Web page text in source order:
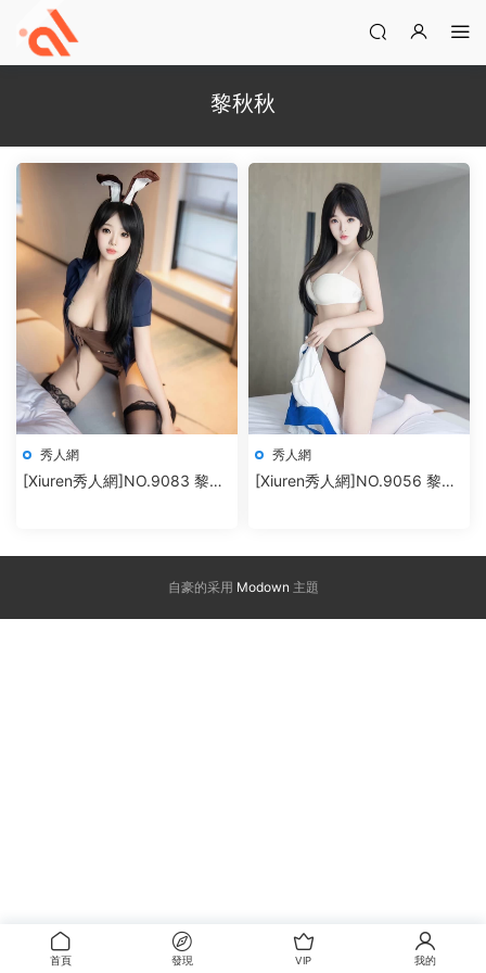
黎秋秋
秀人網
[Xiuren秀人網]NO.9083 黎秋
秀人網
[Xiuren秀人網]NO.9056 黎秋
自豪的采用 Modown 主題
首頁 發現 VIP 我的